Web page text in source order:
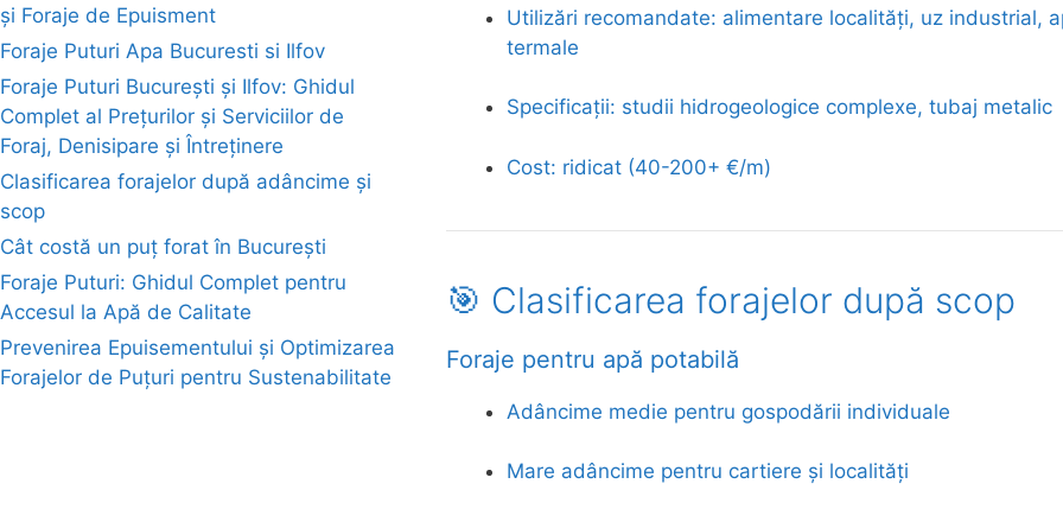
Utilizări recomandate: alimentare localități, uz industrial,
termale
Specificații: studii hidrogeologice complexe, tubaj metalic
Cost: ridicat (40-200+ €/m)
🎯 Clasificarea forajelor după scop
Foraje pentru apă potabilă
Adâncime medie pentru gospodării individuale
Mare adâncime pentru cartiere și localități
și Foraje de Epuisment
Foraje Puturi Apa Bucuresti si Ilfov
Foraje Puturi București și Ilfov: Ghidul
Complet al Prețurilor și Serviciilor de
Foraj, Denisipare și Întreținere
Clasificarea forajelor după adâncime și
scop
Cât costă un puț forat în București
Foraje Puturi: Ghidul Complet pentru
Accesul la Apă de Calitate
Prevenirea Epuisementului și Optimizarea
Forajelor de Puțuri pentru Sustenabilitate